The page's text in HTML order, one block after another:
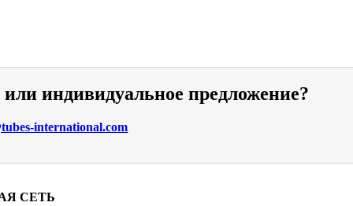
индивидуальное предложение?
international.com
СЕТЬ